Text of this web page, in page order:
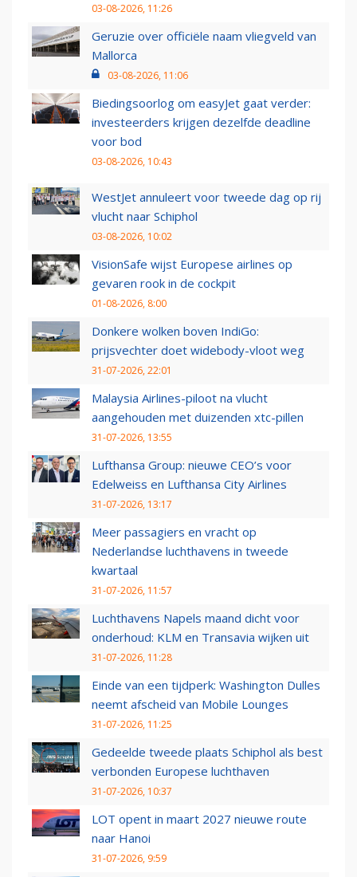
03-08-2026, 11:26
Geruzie over officiële naam vliegveld van
Mallorca
03-08-2026, 11:06
Biedingsoorlog om easyJet gaat verder:
investeerders krijgen dezelfde deadline
voor bod
03-08-2026, 10:43
WestJet annuleert voor tweede dag op rij
vlucht naar Schiphol
03-08-2026, 10:02
VisionSafe wijst Europese airlines op
gevaren rook in de cockpit
01-08-2026, 8:00
Donkere wolken boven IndiGo:
prijsvechter doet widebody-vloot weg
31-07-2026, 22:01
Malaysia Airlines-piloot na vlucht
aangehouden met duizenden xtc-pillen
31-07-2026, 13:55
Lufthansa Group: nieuwe CEO’s voor
Edelweiss en Lufthansa City Airlines
31-07-2026, 13:17
Meer passagiers en vracht op
Nederlandse luchthavens in tweede
kwartaal
31-07-2026, 11:57
Luchthavens Napels maand dicht voor
onderhoud: KLM en Transavia wijken uit
31-07-2026, 11:28
Einde van een tijdperk: Washington Dulles
neemt afscheid van Mobile Lounges
31-07-2026, 11:25
Gedeelde tweede plaats Schiphol als best
verbonden Europese luchthaven
31-07-2026, 10:37
LOT opent in maart 2027 nieuwe route
naar Hanoi
31-07-2026, 9:59